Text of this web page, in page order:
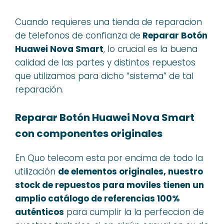
Cuando requieres una tienda de reparacion
de telefonos de confianza de Reparar Botón
Huawei Nova Smart, lo crucial es la buena
calidad de las partes y distintos repuestos
que utilizamos para dicho “sistema” de tal
reparación.
Reparar Botón Huawei Nova Smart
con componentes originales
En Quo telecom esta por encima de todo la
utilización de elementos originales, nuestro
stock de repuestos para moviles tienen un
amplio catálogo de referencias 100%
auténticos para cumplir la la perfeccion de